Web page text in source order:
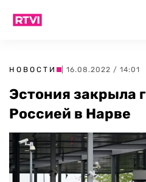
НОВОСТИ | 16.08.2022 / 14:01
Эстония закрыла
Россией в Нарве